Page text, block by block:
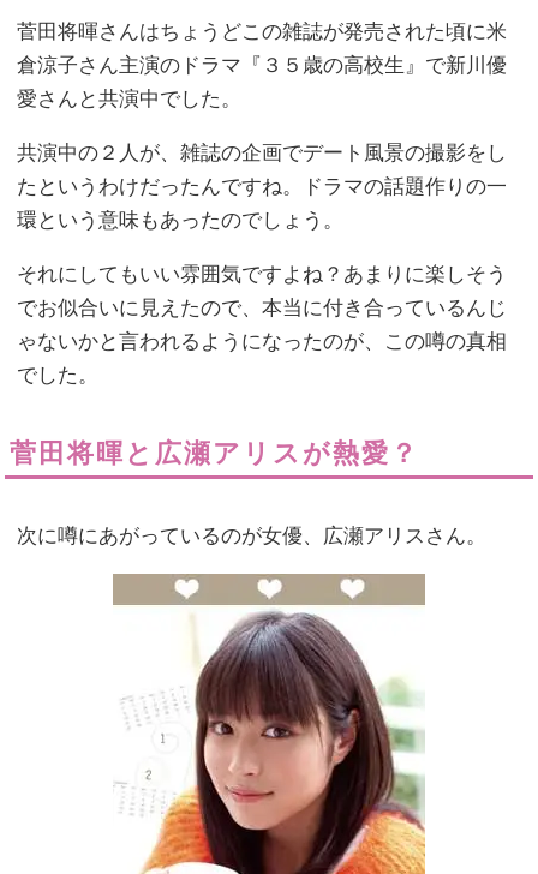
菅田将暉さんはちょうどこの雑誌が発売された頃に米
倉涼子さん主演のドラマ『３５歳の高校生』で新川優
愛さんと共演中でした。
共演中の２人が、雑誌の企画でデート風景の撮影をし
たというわけだったんですね。ドラマの話題作りの一
環という意味もあったのでしょう。
それにしてもいい雰囲気ですよね？あまりに楽しそう
でお似合いに見えたので、本当に付き合っているんじ
ゃないかと言われるようになったのが、この噂の真相
でした。
菅田将暉と広瀬アリスが熱愛？
次に噂にあがっているのが女優、広瀬アリスさん。